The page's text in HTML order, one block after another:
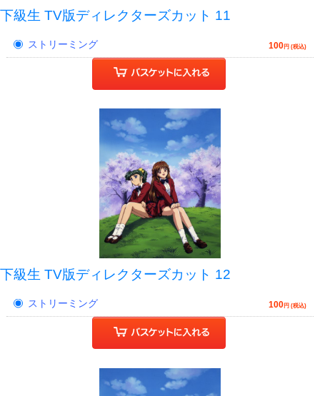
下級生 TV版ディレクターズカット 11
ストリーミング 100円 (税込)
下級生 TV版ディレクターズカット 12
ストリーミング 100円 (税込)